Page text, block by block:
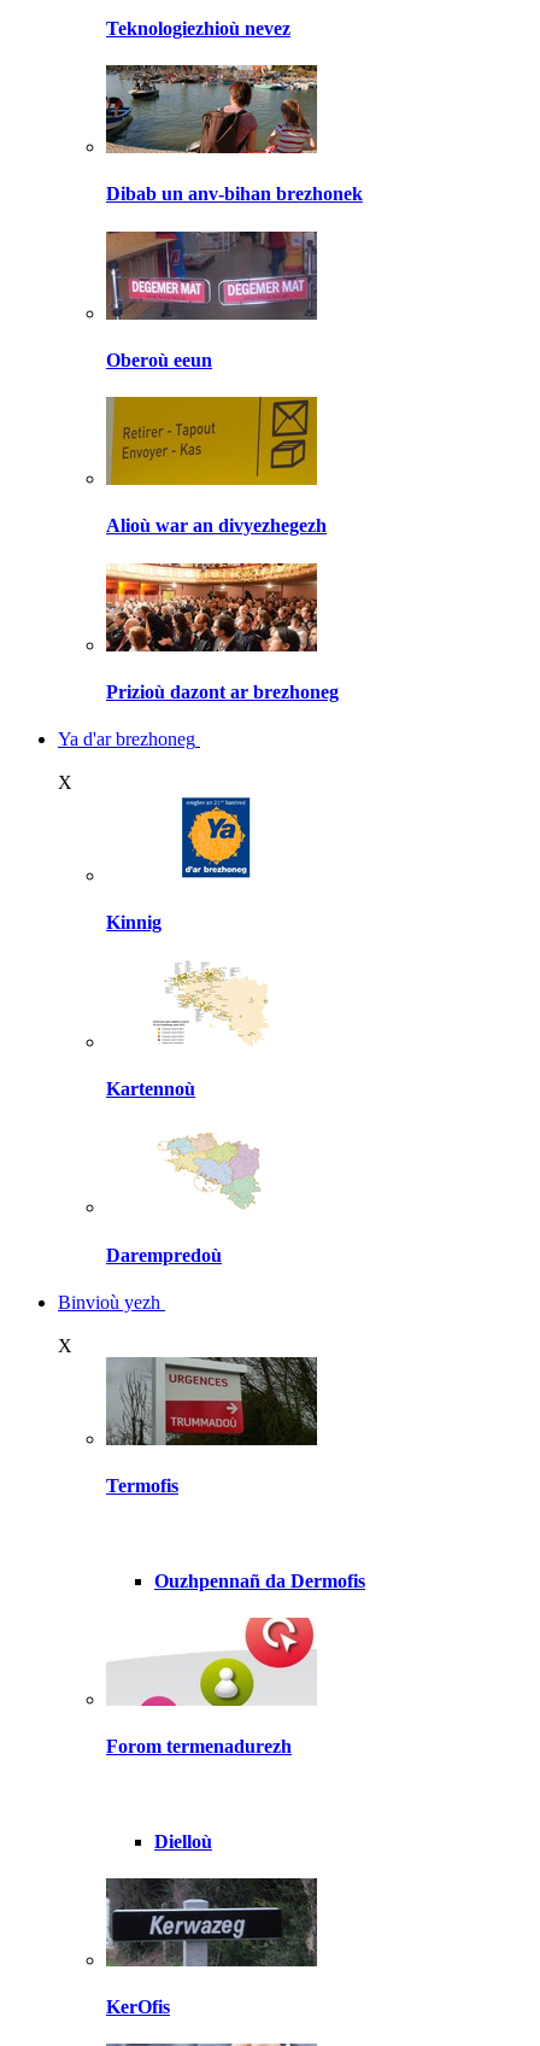
Teknologiezhioù nevez
Dibab un anv-bihan brezhonek
Oberoù eeun
Alioù war an divyezhegezh
Prizioù dazont ar brezhoneg
Ya d'ar brezhoneg
X
Kinnig
Kartennoù
Darempredoù
Binvioù yezh
X
Termofis
Ouzhpennañ da Dermofis
Forom termenadurezh
Dielloù
KerOfis